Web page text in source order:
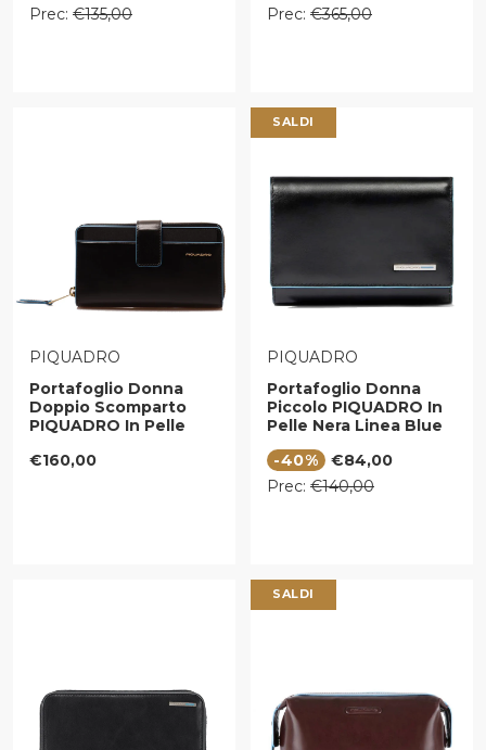
Prezzo regolare
Prec: €135,00 Prezzo regolare
Prec: €365,00
VENDITORE:
PIQUADRO
Portafoglio Donna
Doppio Scomparto
PIQUADRO In Pelle
Linea Blue Square
Prezzo regolare
€160,00
SALDI
VENDITORE:
PIQUADRO
Portafoglio Donna
Piccolo PIQUADRO In
Pelle Nera Linea Blue
-40%
Prezzo di vendita
€84,00
Prezzo regolare
Prec: €140,00
SALDI